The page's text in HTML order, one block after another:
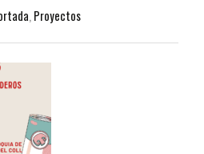
, Proyectos